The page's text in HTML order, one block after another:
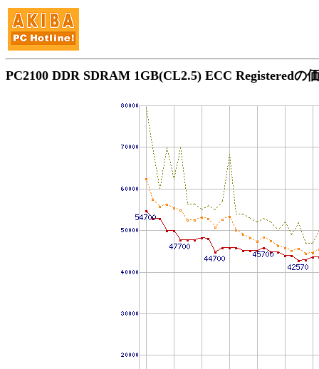
PC2100 DDR SDRAM 1GB(CL2.5) ECC Registeredの